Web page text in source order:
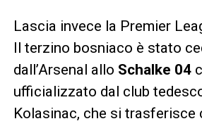
Lascia invece la Premier
Il terzino bosniaco è stato
dall’Arsenal allo Schalke 04
ufficializzato dal club
Kolasinac, che si trasferisce